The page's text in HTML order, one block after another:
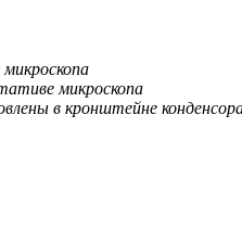
микроскопа
в кронштейне